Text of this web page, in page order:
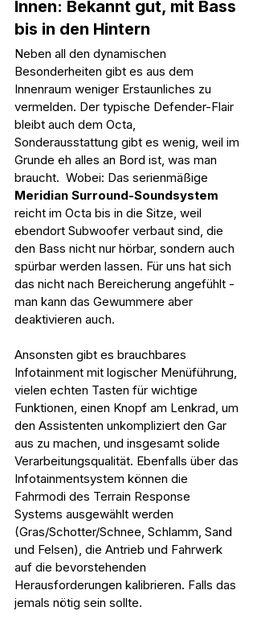
Innen: Bekannt gut, mit Bass
bis in den Hintern
Neben all den dynamischen
Besonderheiten gibt es aus dem
Innenraum weniger Erstaunliches zu
vermelden. Der typische Defender-Flair
bleibt auch dem Octa,
Sonderausstattung gibt es wenig, weil im
Grunde eh alles an Bord ist, was man
braucht.  Wobei: Das serienmäßige
Meridian Surround-Soundsystem
reicht im Octa bis in die Sitze, weil
ebendort Subwoofer verbaut sind, die
den Bass nicht nur hörbar, sondern auch
spürbar werden lassen. Für uns hat sich
das nicht nach Bereicherung angefühlt -
man kann das Gewummere aber
deaktivieren auch.
Ansonsten gibt es brauchbares
Infotainment mit logischer Menüführung,
vielen echten Tasten für wichtige
Funktionen, einen Knopf am Lenkrad, um
den Assistenten unkompliziert den Gar
aus zu machen, und insgesamt solide
Verarbeitungsqualität. Ebenfalls über das
Infotainmentsystem können die
Fahrmodi des Terrain Response
Systems ausgewählt werden
(Gras/Schotter/Schnee, Schlamm, Sand
und Felsen), die Antrieb und Fahrwerk
auf die bevorstehenden
Herausforderungen kalibrieren. Falls das
jemals nötig sein sollte.